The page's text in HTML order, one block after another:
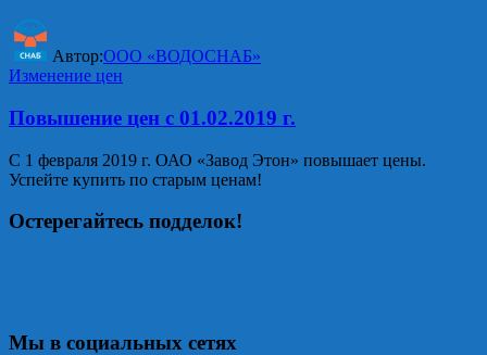
Автор:ООО «ВОДОСНАБ»
Изменение цен
Повышение цен с 01.02.2019 г.
С 1 февраля 2019 г. ОАО «Завод Этон» повышает цены.
Успейте купить по старым ценам!
Остерегайтесь подделок!
Мы в социальных сетях